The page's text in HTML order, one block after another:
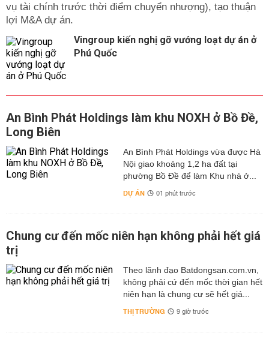
vụ tài chính trước thời điểm chuyển nhượng), tạo thuận
lợi M&A dự án.
Vingroup kiến nghị gỡ vướng loạt dự án ở
Phú Quốc
An Bình Phát Holdings làm khu NOXH ở Bồ Đề,
Long Biên
An Bình Phát Holdings vừa được Hà
Nội giao khoảng 1,2 ha đất tại
phường Bồ Đề để làm Khu nhà ở...
DỰ ÁN 01 phút trước
Chung cư đến mốc niên hạn không phải hết giá
trị
Theo lãnh đạo Batdongsan.com.vn,
không phải cứ đến mốc thời gian hết
niên hạn là chung cư sẽ hết giá...
THỊ TRƯỜNG 9 giờ trước